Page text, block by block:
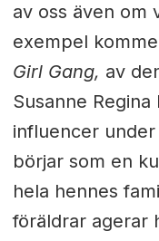
av oss även om
exempel
Girl Gang, av
Susanne
influencer
börjar som en
hela hennes
föräldrar agerar